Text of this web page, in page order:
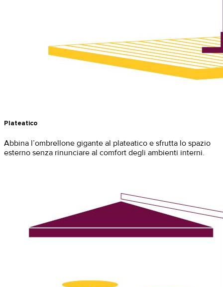
Plateatico
Abbina l’ombrellone gigante al plateatico e sfrutta lo spazio
esterno senza rinunciare al comfort degli ambienti interni.